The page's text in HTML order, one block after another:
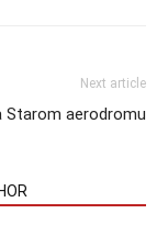
Next article
Starom aerodromu